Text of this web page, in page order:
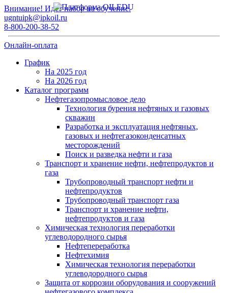
Внимание! Идет набор на обучение.
ugntuipk@ipkoil.ru
8-800-200-38-52
Онлайн-оплата
График
На 2025 год
На 2026 год
Каталог программ
Нефтегазопромысловое дело
Технология бурения нефтяных и газовых
скважин
Разработка и эксплуатация нефтяных,
газовых и нефтегазоконденсатных
месторождений
Поиск и разведка нефти и газа
Транспорт и хранение нефти, нефтепродуктов и
газа
Трубопроводный транспорт нефти и
нефтепродуктов
Трубопроводный транспорт газа
Транспорт и хранение нефти,
нефтепродуктов и газа
Химическая технология переработки
углеводородного сырья
Нефтепереработка
Нефтехимия
Химическая технология переработки
углеводородного сырья
Защита от коррозии оборудования и сооружений